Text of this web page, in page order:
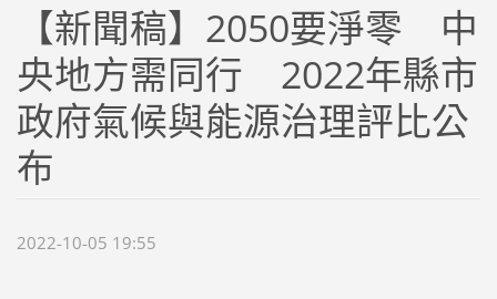
【新聞稿】2050要淨零 中
央地方需同行 2022年縣市
政府氣候與能源治理評比公
布
2022-10-05 19:55